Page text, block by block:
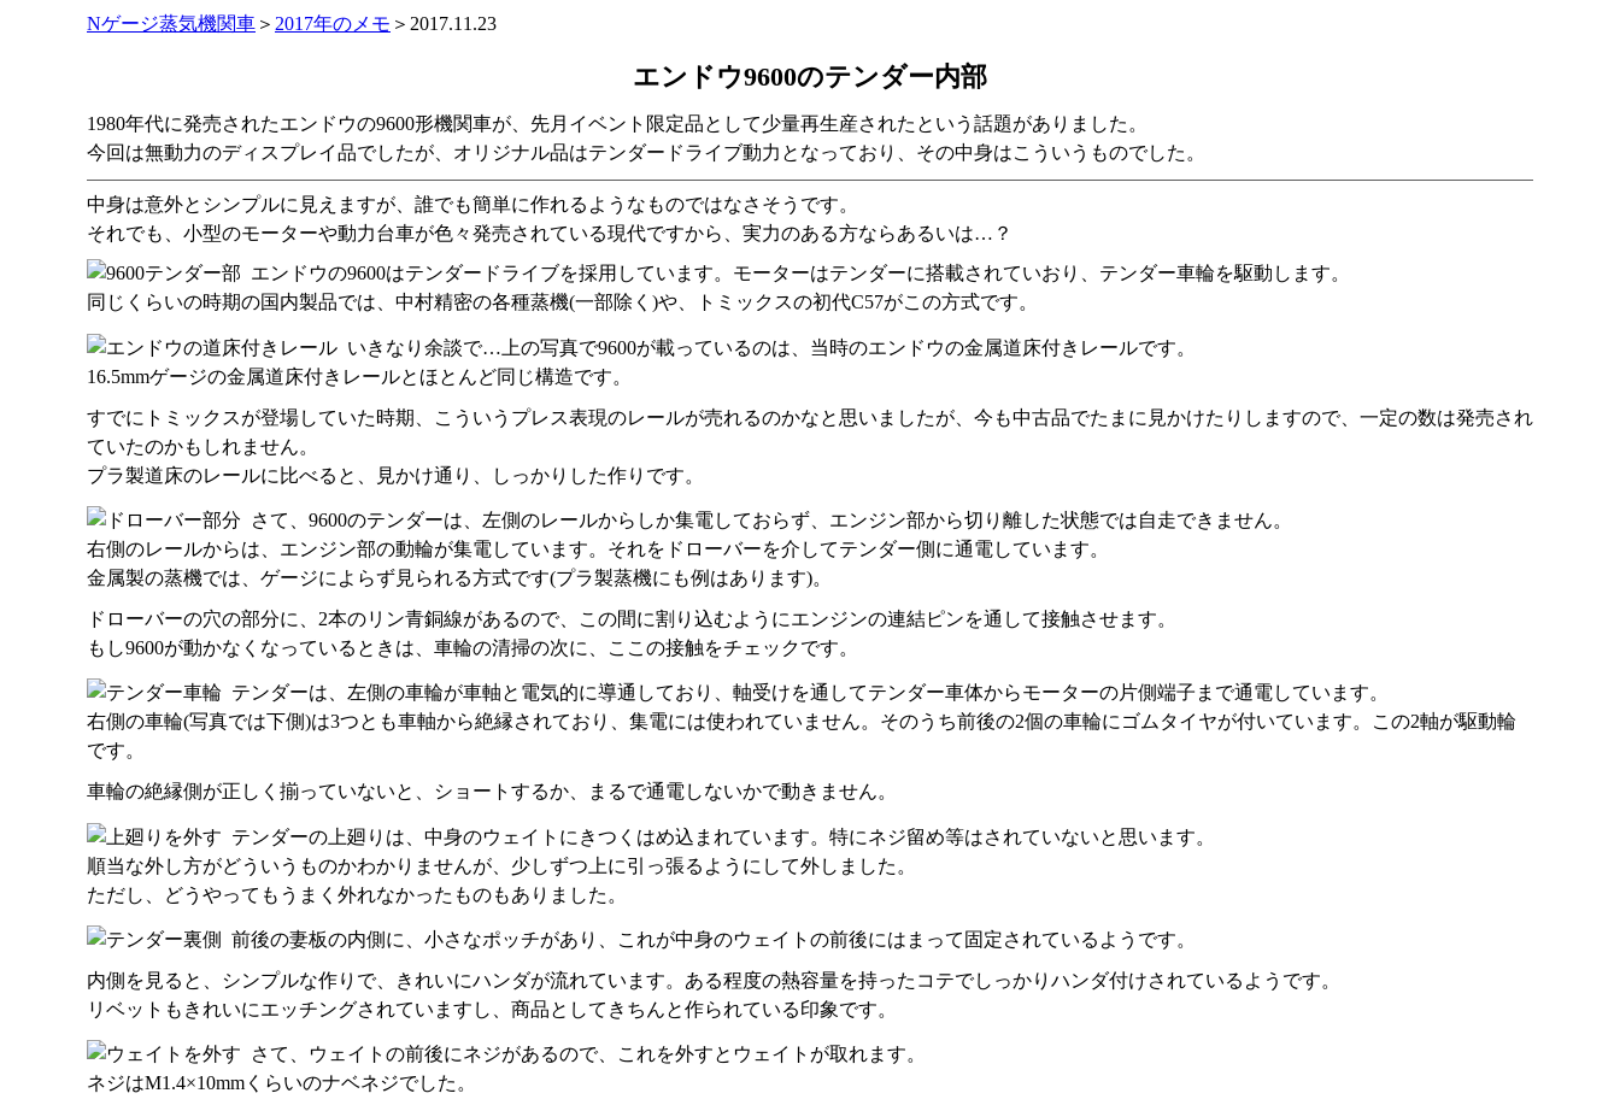
Nゲージ蒸気機関車 ＞ 2017年のメモ ＞2017.11.23
エンドウ9600のテンダー内部
1980年代に発売されたエンドウの9600形機関車が、先月イベント限定品として少量再生産されたという話題がありました。
今回は無動力のディスプレイ品でしたが、オリジナル品はテンダードライブ動力となっており、その中身はこういうものでした。
中身は意外とシンプルに見えますが、誰でも簡単に作れるようなものではなさそうです。
それでも、小型のモーターや動力台車が色々発売されている現代ですから、実力のある方ならあるいは…？
エンドウの9600はテンダードライブを採用しています。モーターはテンダーに搭載されていおり、テンダー車輪を駆動します。
同じくらいの時期の国内製品では、中村精密の各種蒸機(一部除く)や、トミックスの初代C57がこの方式です。
いきなり余談で…上の写真で9600が載っているのは、当時のエンドウの金属道床付きレールです。
16.5mmゲージの金属道床付きレールとほとんど同じ構造です。
すでにトミックスが登場していた時期、こういうプレス表現のレールが売れるのかなと思いましたが、今も中古品でたまに見かけたりしますので、一定の数は発売され
ていたのかもしれません。
プラ製道床のレールに比べると、見かけ通り、しっかりした作りです。
さて、9600のテンダーは、左側のレールからしか集電しておらず、エンジン部から切り離した状態では自走できません。
右側のレールからは、エンジン部の動輪が集電しています。それをドローバーを介してテンダー側に通電しています。
金属製の蒸機では、ゲージによらず見られる方式です(プラ製蒸機にも例はあります)。
ドローバーの穴の部分に、2本のリン青銅線があるので、この間に割り込むようにエンジンの連結ピンを通して接触させます。
もし9600が動かなくなっているときは、車輪の清掃の次に、ここの接触をチェックです。
テンダーは、左側の車輪が車軸と電気的に導通しており、軸受けを通してテンダー車体からモーターの片側端子まで通電しています。
右側の車輪(写真では下側)は3つとも車軸から絶縁されており、集電には使われていません。そのうち前後の2個の車輪にゴムタイヤが付いています。この2軸が駆動輪
です。
車輪の絶縁側が正しく揃っていないと、ショートするか、まるで通電しないかで動きません。
テンダーの上廻りは、中身のウェイトにきつくはめ込まれています。特にネジ留め等はされていないと思います。
順当な外し方がどういうものかわかりませんが、少しずつ上に引っ張るようにして外しました。
ただし、どうやってもうまく外れなかったものもありました。
前後の妻板の内側に、小さなポッチがあり、これが中身のウェイトの前後にはまって固定されているようです。
内側を見ると、シンプルな作りで、きれいにハンダが流れています。ある程度の熱容量を持ったコテでしっかりハンダ付けされているようです。
リベットもきれいにエッチングされていますし、商品としてきちんと作られている印象です。
さて、ウェイトの前後にネジがあるので、これを外すとウェイトが取れます。
ネジはM1.4×10mmくらいのナベネジでした。